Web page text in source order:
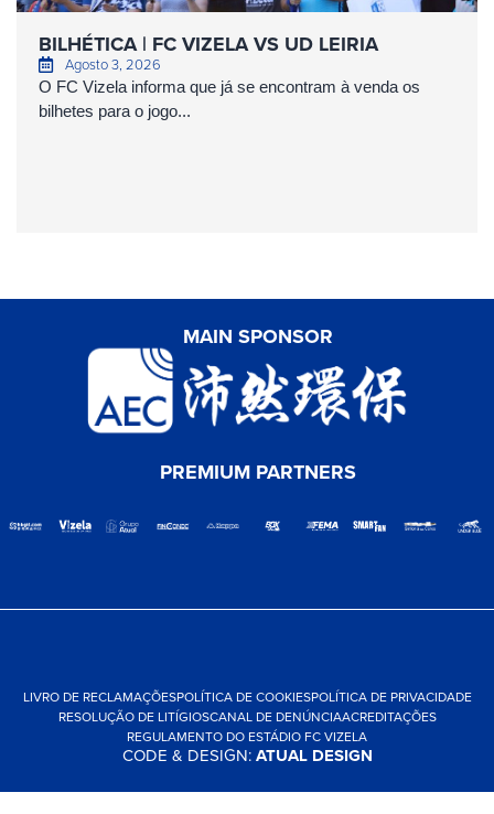
BILHÉTICA | FC VIZELA VS UD LEIRIA
Agosto 3, 2026
O FC Vizela informa que já se encontram à venda os
bilhetes para o jogo...
MAIN SPONSOR
PREMIUM PARTNERS
LIVRO DE RECLAMAÇÕESPOLÍTICA DE COOKIESPOLÍTICA DE PRIVACIDADE
RESOLUÇÃO DE LITÍGIOSCANAL DE DENÚNCIAACREDITAÇÕES
REGULAMENTO DO ESTÁDIO FC VIZELA
CODE & DESIGN:ATUAL DESIGN